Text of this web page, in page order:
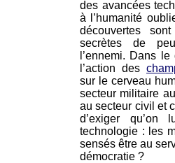
des avancées
à l’humanité
découvertes
secrètes de
l’ennemi. Dans
l’action des
sur le cerveau
secteur militaire
au secteur civil et
d’exiger
technologie : les
sensés être au
démocratie ?